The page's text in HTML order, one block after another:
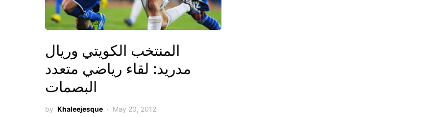
المنتخب الكويتي وريال
مدريد: لقاء رياضي متعدد
البصمات
by Khaleejesque May 20, 2012